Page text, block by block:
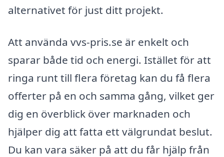
alternativet för just ditt projekt.
Att använda vvs-pris.se är enkelt och
sparar både tid och energi. Istället för att
ringa runt till flera företag kan du få flera
offerter på en och samma gång, vilket ger
dig en överblick över marknaden och
hjälper dig att fatta ett välgrundat beslut.
Du kan vara säker på att du får hjälp från